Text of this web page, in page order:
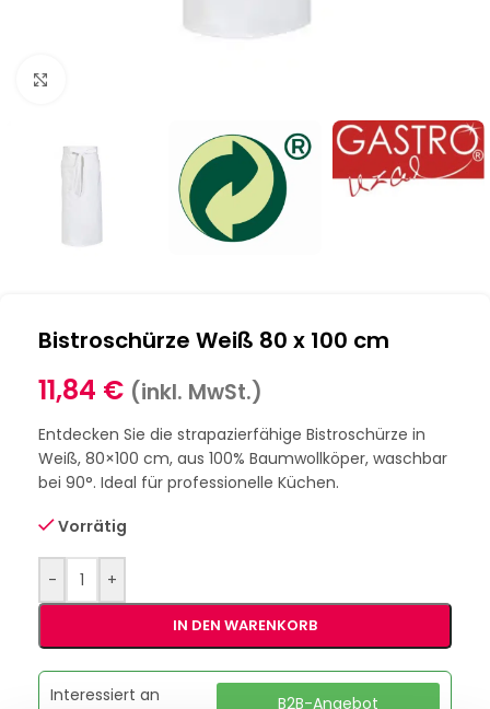
Bistroschürze Weiß 80 x 100 cm
11,84 € (inkl. MwSt.)
Entdecken Sie die strapazierfähige Bistroschürze in
Weiß, 80×100 cm, aus 100% Baumwollköper, waschbar
bei 90°. Ideal für professionelle Küchen.
Vorrätig
- +
IN DEN WARENKORB
Interessiert an
B2B-Angebot